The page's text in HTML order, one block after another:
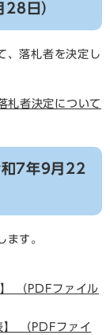
日）
、落札者を決定し
札者決定について
和7年9月22
ます。
（PDFファイル
（PDFファイ